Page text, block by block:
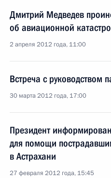
Дмитрий Медведев
об авиационной
2 апреля 2012 года, 11:00
Встреча с руководством
30 марта 2012 года, 17:00
Президент
для помощи
в Астрахани
27 февраля 2012 года, 15:45